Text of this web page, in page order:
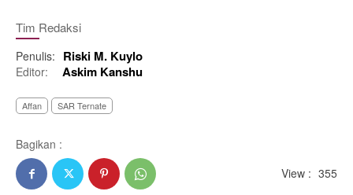
Tim Redaksi
Penulis: Riski M. Kuylo
Editor: Askim Kanshu
Affan SAR Ternate
Bagikan :
View : 355